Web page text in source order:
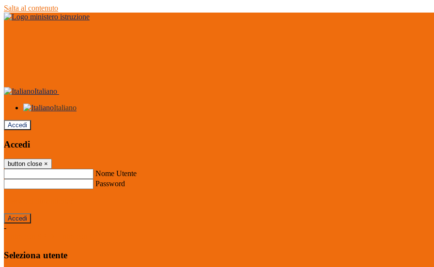
Salta al contenuto
Italiano
Italiano
Accedi
Accedi
button close ×
Nome Utente
Password
-
Seleziona utente